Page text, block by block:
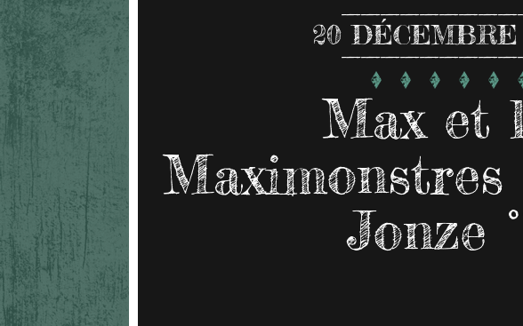
20 DÉCEMBRE
Max et
Maximonstres
Jonze